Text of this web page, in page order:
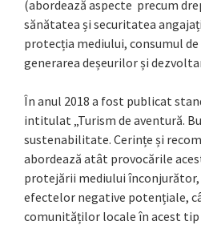
(abordează aspecte precum
sănătatea și securitatea
protecția mediului, consumul de
generarea deșeurilor și
În anul 2018 a fost publicat
intitulat „Turism de aventură.
sustenabilitate. Cerințe și
abordează atât provocările
protejării mediului
efectelor negative potențiale,
comunităților locale în acest tip